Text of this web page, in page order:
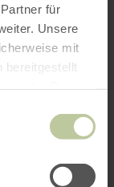
für
Unsere
mit
bereitgestellt